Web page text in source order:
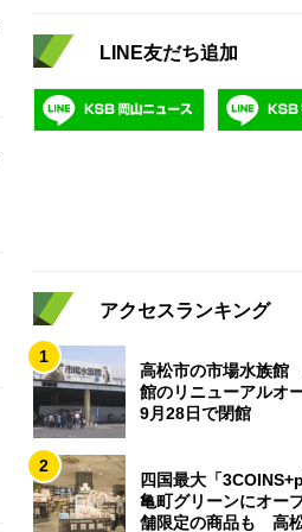
LINE友だち追加
アクセスランキング
1
高松市の市場水族館
館のリニューアルオ
9月28日で閉館
2
四国最大「
亀町グリーンにオー
舗限定の商品も 高